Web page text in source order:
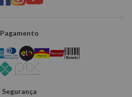
Pagamento
Segurança